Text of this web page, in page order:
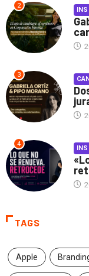
2
3
4
TAGS
Apple